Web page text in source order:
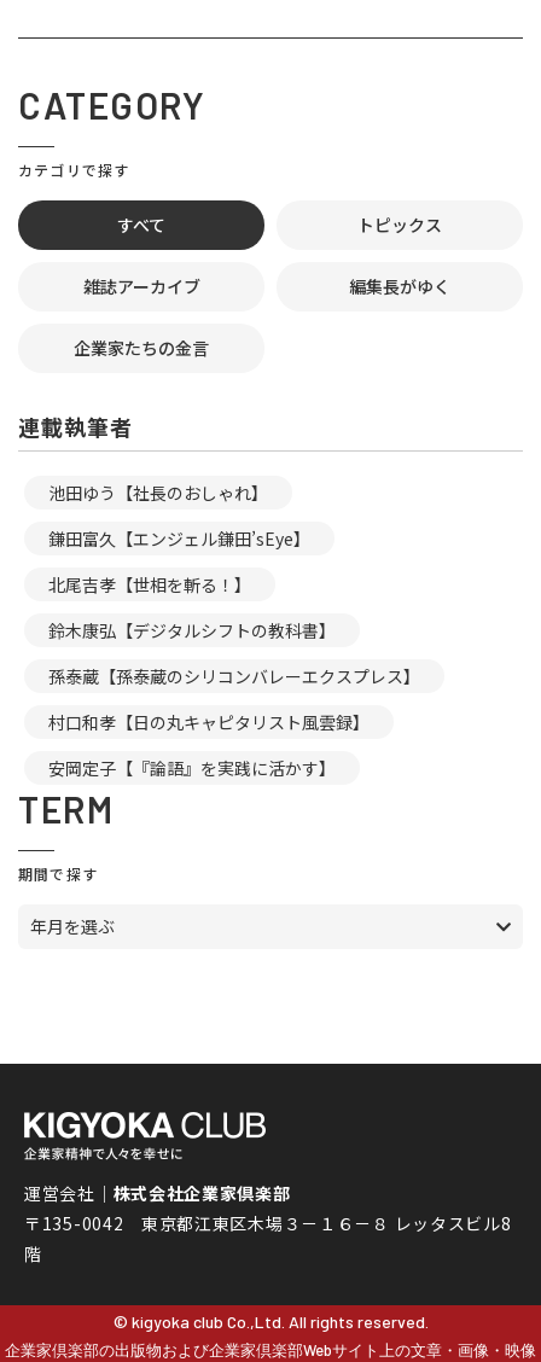
CATEGORY
カテゴリで探す
すべて トピックス
雑誌アーカイブ 編集長がゆく
企業家たちの金言
連載執筆者
池田ゆう【社長のおしゃれ】
鎌田富久【エンジェル鎌田’sEye】
北尾吉孝【世相を斬る！】
鈴木康弘【デジタルシフトの教科書】
孫泰蔵【孫泰蔵のシリコンバレーエクスプレス】
村口和孝【日の丸キャピタリスト風雲録】
安岡定子【『論語』を実践に活かす】
TERM
期間で探す
年月を選ぶ
運営会社｜ 株式会社企業家倶楽部
〒135-0042 東京都江東区木場３－１６－８ レッタスビル8
階
© kigyoka club Co.,Ltd. All rights reserved.
企業家倶楽部の出版物および企業家倶楽部Webサイト上の文章・画像・映像